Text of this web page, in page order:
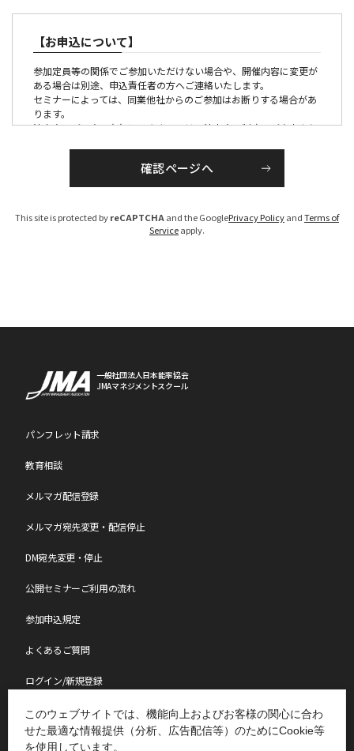
このウェブサイトでは、機能向上およびお客様の関心に合わ
せた最適な情報提供（分析、広告配信等）のためにCookie等
を使用しています。
【お申込について】
参加定員等の関係でご参加いただけない場合や、開催内容に変更が
ある場合は別途、申込責任者の方へご連絡いたします。
セミナーによっては、同業他社からのご参加はお断りする場合があ
ります。
法人会員ご入会の有無につきましては、法人会員制度のご案内より
【参加証・請求書の発行・発送について】
請求書は、各セミナー、大会ごとに発行のうえ各開催１か月前か
ら、PDFでお届けいたします。
※参加区分に誤りがある場合は、参加料を修正のうえ、請求書を発
行させていただきます。
絡ください。
【参加日程の変更について】
参加日程の変更は、年度内(4月～翌年3月)1回のみの変更となりま
なお、変更のご連絡日によりまして、日程変更手数料を申し受けま
各セミナーページの[キャンセル料・日程変更手数料]一覧表をご確
認ください。
す。
中止となる場合は会期約2週間前にメールにてご連絡いたします。
止に伴う交通費・宿泊費やその他の個人的損害について、
【注意事項】
This site is protected byreCAPTCHAand the GooglePrivacy PolicyandTerms of
Serviceapply.
一般社団法人日本能率協会
JMAマネジメントスクール
パンフレット請求
教育相談
メルマガ配信登録
メルマガ宛先変更・配信停止
DM宛先変更・停止
公開セミナーご利用の流れ
参加申込規定
よくあるご質問
ログイン/新規登録
講師派遣・社員研修
表彰制度